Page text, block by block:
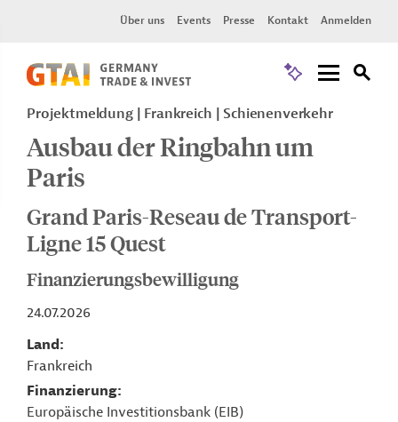
Über uns Events Presse Kontakt Anmelden
Projektmeldung Frankreich Schienenverkehr
Ausbau der Ringbahn um
Paris
Grand Paris-Reseau de Transport-
Ligne 15 Quest
Finanzierungsbewilligung
24.07.2026
Land
Frankreich
Finanzierung
Europäische Investitionsbank (EIB)